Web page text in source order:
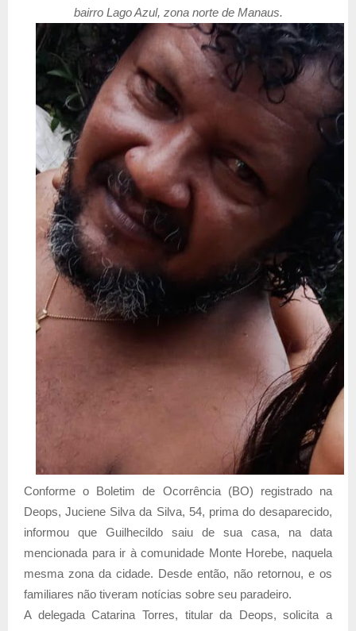
bairro Lago Azul, zona norte de Manaus.
Conforme o Boletim de Ocorrência (BO) registrado na
Deops, Juciene Silva da Silva, 54, prima do desaparecido,
informou que Guilhecildo saiu de sua casa, na data
mencionada para ir à comunidade Monte Horebe, naquela
mesma zona da cidade. Desde então, não retornou, e os
familiares não tiveram notícias sobre seu paradeiro.
A delegada Catarina Torres, titular da Deops, solicita a